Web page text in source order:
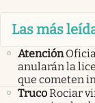
Las más
Atención
anularán la
que cometen
TrucoRociar